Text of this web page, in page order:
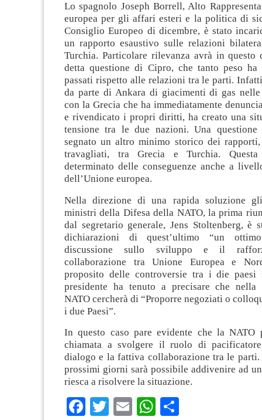
Lo spagnolo Joseph Borrell, Alto
europea per gli affari esteri e la politica di
Consiglio Europeo di dicembre, è stato
un rapporto esaustivo sulle relazioni
Turchia. Particolare rilevanza avrà in questo
detta questione di Cipro, che tanto peso
passati rispetto alle relazioni tra le parti.
da parte di Ankara di giacimenti di gas
con la Grecia che ha immediatamente
e rivendicato i propri diritti, ha creato una
tensione tra le due nazioni. Una questione
segnato un altro minimo storico dei rapporti,
travagliati, tra Grecia e Turchia.
determinato delle conseguenze anche a
dell’Unione europea.
Nella direzione di una rapida soluzione
ministri della Difesa della NATO, la prima
dal segretario generale, Jens Stoltenberg, è
dichiarazioni di quest’ultimo “un
discussione sullo sviluppo e il
collaborazione tra Unione Europea e
proposito delle controversie tra i die paesi
presidente ha tenuto a precisare che nella
NATO cercherà di “Proporre negoziati o
i due Paesi”.
In questo caso pare evidente che la NATO
chiamata a svolgere il ruolo di
dialogo e la fattiva collaborazione tra le parti.
prossimi giorni sarà possibile addivenire ad
riesca a risolvere la situazione.
Facebook
TwitterEmailWhatsApp